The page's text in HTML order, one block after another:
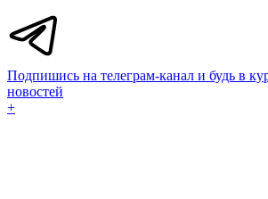
Подпишись на телеграм-канал и будь в
новостей
+